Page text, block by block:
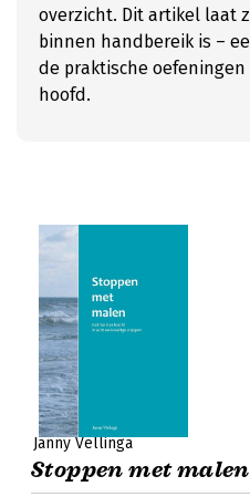
overzicht. Dit artikel laat
binnen handbereik is –
de praktische
hoofd.
Janny Vellinga
Stoppen met malen